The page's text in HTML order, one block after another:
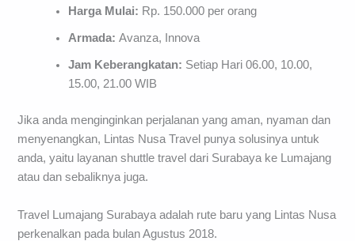
Harga Mulai: Rp. 150.000 per orang
Armada:Avanza, Innova
Jam Keberangkatan: Setiap Hari 06.00, 10.00,
15.00, 21.00 WIB
Jika anda menginginkan perjalanan yang aman, nyaman dan
menyenangkan, Lintas Nusa Travel punya solusinya untuk
anda, yaitu layanan shuttle travel dari Surabaya ke Lumajang
atau dan sebaliknya juga.
Travel Lumajang Surabaya adalah rute baru yang Lintas Nusa
perkenalkan pada bulan Agustus 2018.